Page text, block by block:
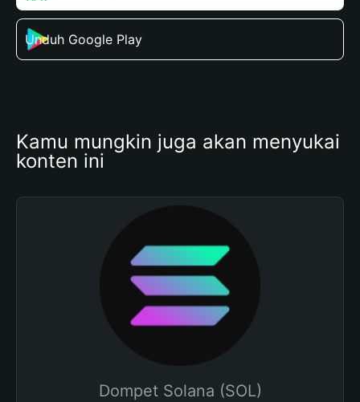
Unduh Google Play
Kamu mungkin juga akan menyukai
konten ini
Dompet Solana (SOL)